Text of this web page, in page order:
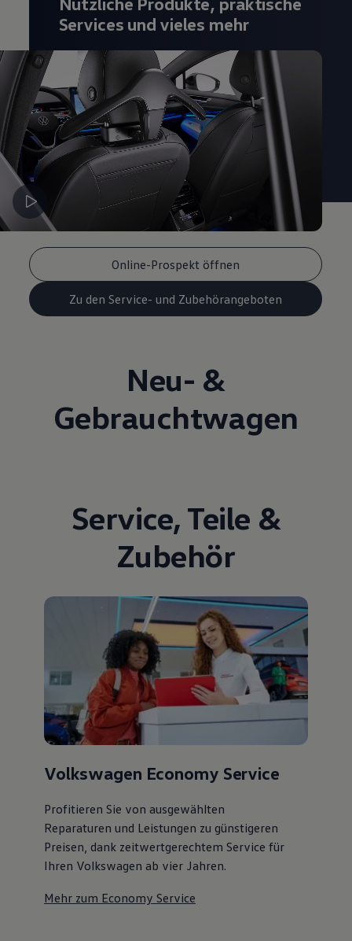
Online-Prospekt öffnen
Zu den Service- und Zubehörangeboten
Services und vieles mehr
Neu- &
Gebrauchtwagen
Service, Teile &
Zubehör
Volkswagen Economy Service
Profitieren Sie von ausgewählten
Reparaturen und Leistungen zu günstigeren
Preisen, dank zeitwertgerechtem Service für
Ihren Volkswagen ab vier Jahren.
Mehr zum Economy Service